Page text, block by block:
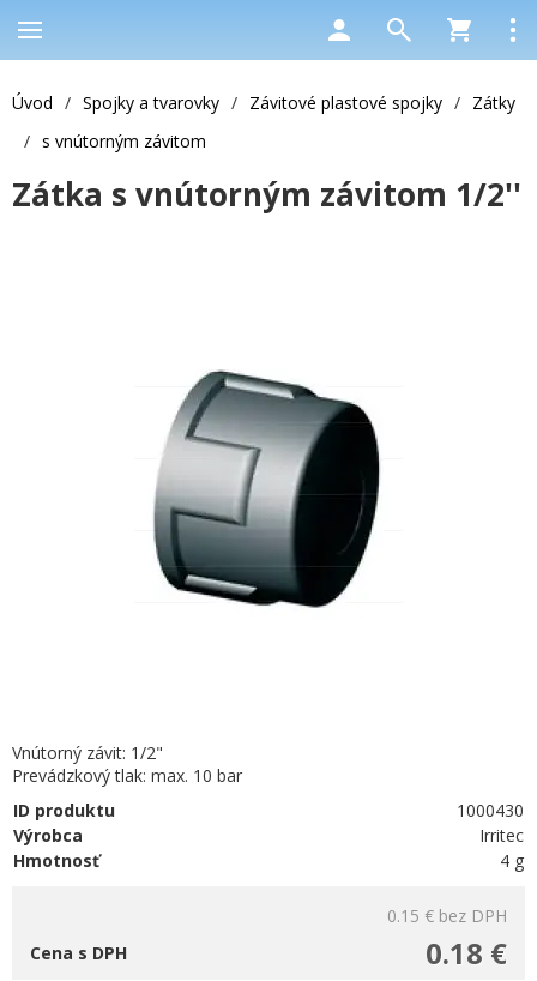
Úvod / Spojky a tvarovky / Závitové plastové spojky / Zátky
/ s vnútorným závitom
Zátka s vnútorným závitom 1/2''
Vnútorný závit: 1/2"
Prevádzkový tlak: max. 10 bar
ID produktu
1000430
Výrobca
Irritec
Hmotnosť
4 g
0.15 € bez DPH
0.18 €
Cena s DPH